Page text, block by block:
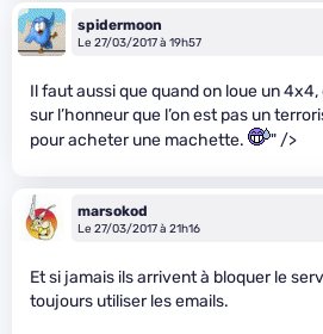
spidermoon
Le 27/03/2017 à 19h57
Il faut aussi que quand on loue un
sur l’honneur que l’on est pas un
pour acheter une machette.
" />
marsokod
Le 27/03/2017 à 21h16
Et si jamais ils arrivent à bloquer le
toujours utiliser les emails.